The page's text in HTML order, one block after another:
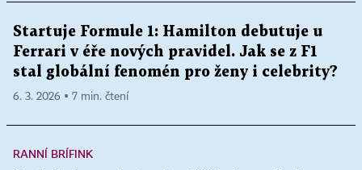
Startuje Formule 1: Hamilton debutuje u
Ferrari v éře nových pravidel. Jak se z F1
stal globální fenomén pro ženy i celebrity?
6. 3. 2026 ▪ 7 min. čtení
RANNÍ BRÍFINK